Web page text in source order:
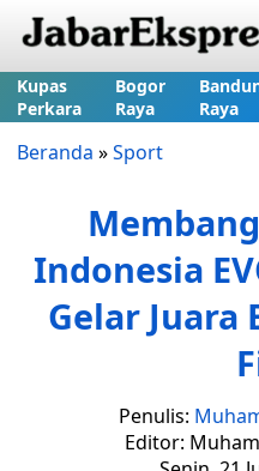
Kupas
Perkara
Bogor
Raya
Raya
Beranda »Sport
Indonesia
Gelar Juara
Penulis:
Editor: